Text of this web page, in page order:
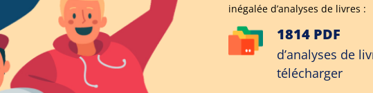
inégalée d’analyses de livres :
1814 PDF
d’analyses de
télécharger